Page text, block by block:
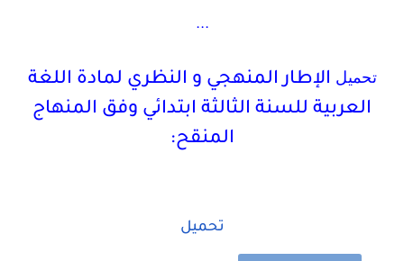
...
تحميل الإطار المنهجي و النظري لمادة اللغة
العربية للسنة الثالثة ابتدائي وفق المنهاج
المنقح:
تحميل